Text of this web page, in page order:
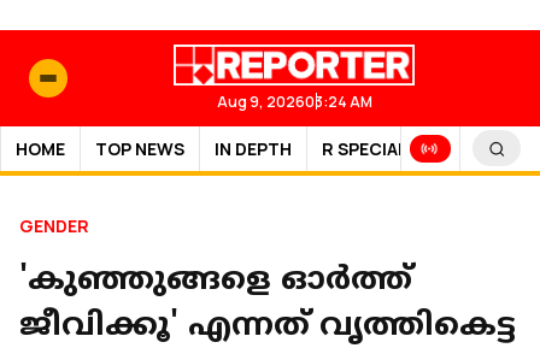
Aug 9, 202603:24 AM
HOME TOP NEWS IN DEPTH R SPECIAL SPORTS
GENDER
'കുഞ്ഞുങ്ങളെ ഓർത്ത്
ജീവിക്കൂ' എന്നത് വൃത്തികെട്ട